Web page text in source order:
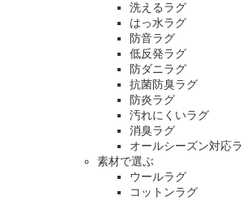
洗えるラグ
はっ水ラグ
防音ラグ
低反発ラグ
防ダニラグ
抗菌防臭ラグ
防炎ラグ
汚れにくいラグ
消臭ラグ
オールシーズン対応
素材で選ぶ
ウールラグ
コットンラグ